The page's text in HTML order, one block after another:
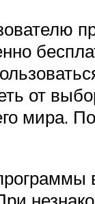
от
мира.